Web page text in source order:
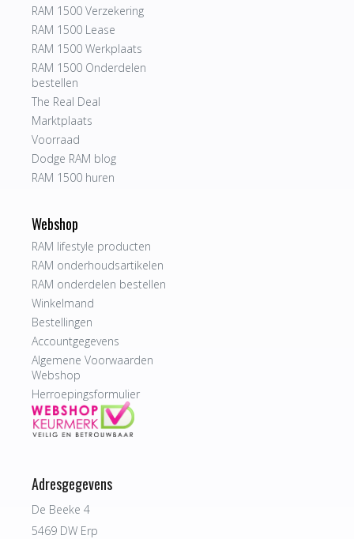
RAM 1500 Verzekering
RAM 1500 Lease
RAM 1500 Werkplaats
RAM 1500 Onderdelen
bestellen
The Real Deal
Marktplaats
Voorraad
Dodge RAM blog
RAM 1500 huren
Webshop
RAM lifestyle producten
RAM onderhoudsartikelen
RAM onderdelen bestellen
Winkelmand
Bestellingen
Accountgegevens
Algemene Voorwaarden
Webshop
Herroepingsformulier
Adresgegevens
De Beeke 4
5469 DW Erp